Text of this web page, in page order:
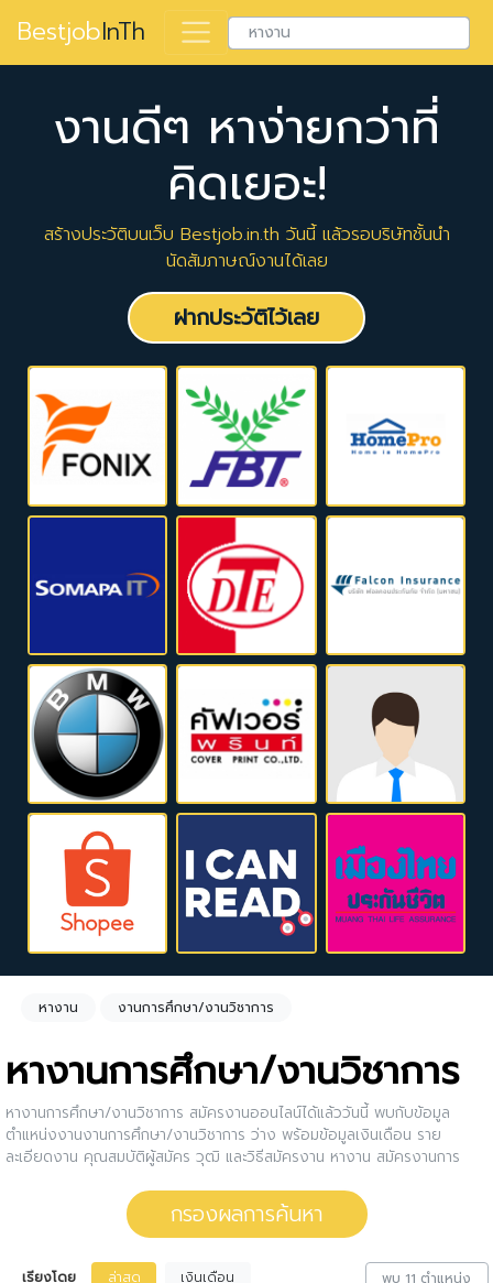
BestjobInTh
งานดีๆ หาง่ายกว่าที่
คิดเยอะ!
สร้างประวัติบนเว็บ Bestjob.in.th วันนี้ แล้วรอบริษัทชั้นนำ
นัดสัมภาษณ์งานได้เลย
ฝากประวัติไว้เลย
หางาน งานการศึกษา/งานวิชาการ
หางานการศึกษา/งานวิชาการ
หางานการศึกษา/งานวิชาการ สมัครงานออนไลน์ได้แล้ววันนี้ พบกับข้อมูล
ตำแหน่งงานงานการศึกษา/งานวิชาการ ว่าง พร้อมข้อมูลเงินเดือน ราย
ละเอียดงาน คุณสมบัติผู้สมัคร วุฒิ และวิธีสมัครงาน หางาน สมัครงานการ
งานวิชาการ ให้กับคุณ สนใจตำแหน่งงานไหน ให้คลิกดูรายละเอียดของตำแหน่ง
งานนั้นๆได้เลย หรือคุณสามารถปรับการกรองผลการค้นหาได้อีกด้วย
กรองผลการค้นหา
เรียงโดย ล่าสุด เงินเดือน พบ 11 ตำแหน่ง